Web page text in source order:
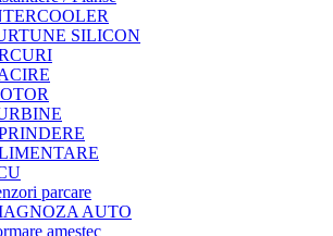
SILICON
parcare
AUTO
amestec